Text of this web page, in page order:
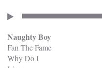
Naughty Boy
Fan The Fame
Why Do I